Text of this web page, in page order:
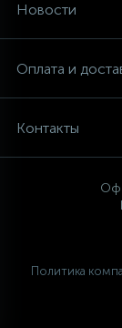
Новости
Оплата и
Контакты
Политика